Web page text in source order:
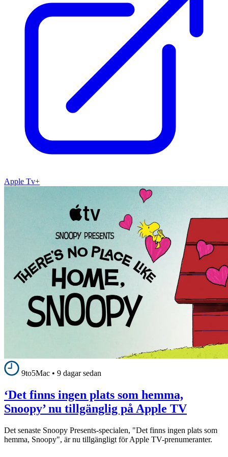
Apple Tv+
9to5Mac • 9 dagar sedan
‘Det finns ingen plats som hemma,
Snoopy’ nu tillgänglig på Apple TV
Det senaste Snoopy Presents-specialen, "Det finns ingen plats som
hemma, Snoopy", är nu tillgängligt för Apple TV-prenumeranter.